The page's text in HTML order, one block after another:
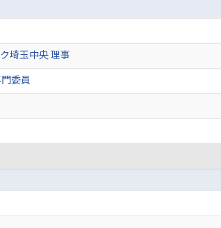
埼玉中央 理事
委員